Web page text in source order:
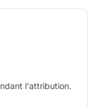
l'attribution.